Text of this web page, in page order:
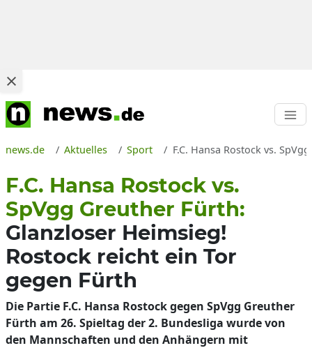
news.de Aktuelles Sport F.C. Hansa Rostock vs.
F.C. Hansa Rostock vs.
SpVgg Greuther Fürth:
Glanzloser Heimsieg!
Rostock reicht ein Tor
gegen Fürth
Die Partie F.C. Hansa Rostock gegen SpVgg Greuther
Fürth am 26. Spieltag der 2. Bundesliga wurde von
den Mannschaften und den Anhängern mit